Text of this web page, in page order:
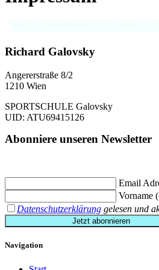
Richard Galovsky
Angererstraße 8/2
1210 Wien
SPORTSCHULE Galovsky
UID: ATU69415126
Abonniere unseren Newsletter
Email
Vorname
Datenschutzerklärung gelesen und
Jetzt abonnieren
Navigation